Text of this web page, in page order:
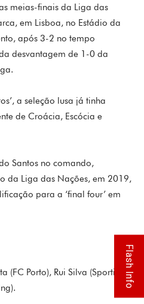
meias-finais da Liga das
em Lisboa, no Estádio da
após 3-2 no tempo
desvantagem de 1-0 da
a seleção lusa já tinha
de Croácia, Escócia e
Santos no comando,
da Liga das Nações, em 2019,
para a ‘final four’ em
(FC Porto), Rui Silva (Sporting)Flash Info